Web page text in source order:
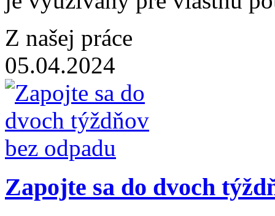
Z našej práce
05.04.2024
Zapojte sa do dvoch